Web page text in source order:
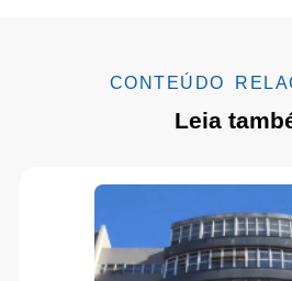
CONTEÚDO
Leia